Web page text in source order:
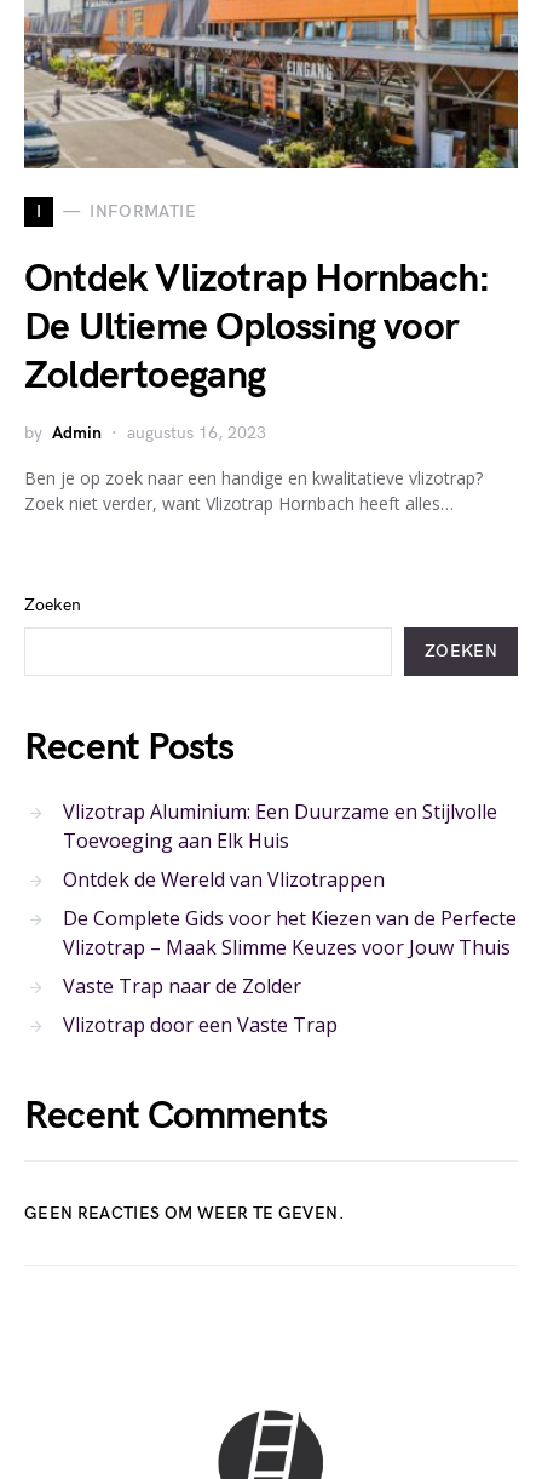
I INFORMATIE
Ontdek Vlizotrap Hornbach:
De Ultieme Oplossing voor
Zoldertoegang
by Admin augustus 16, 2023
Ben je op zoek naar een handige en kwalitatieve vlizotrap?
Zoek niet verder, want Vlizotrap Hornbach heeft alles…
Zoeken
ZOEKEN
Recent Posts
Vlizotrap Aluminium: Een Duurzame en Stijlvolle
Toevoeging aan Elk Huis
Ontdek de Wereld van Vlizotrappen
De Complete Gids voor het Kiezen van de Perfecte
Vlizotrap – Maak Slimme Keuzes voor Jouw Thuis
Vaste Trap naar de Zolder
Vlizotrap door een Vaste Trap
Recent Comments
GEEN REACTIES OM WEER TE GEVEN.